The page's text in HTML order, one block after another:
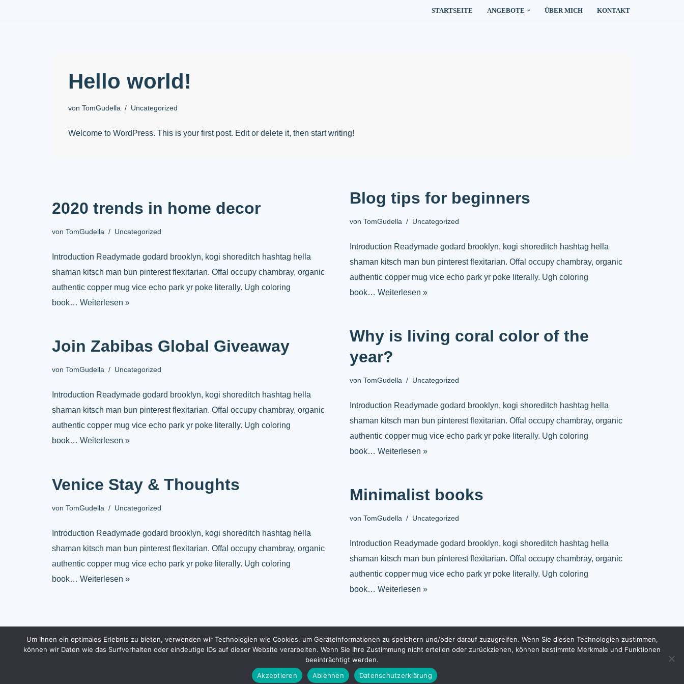
STARTSEITE ANGEBOTE ÜBER MICH KONTAKT
Hello world!
von TomGudella Uncategorized
Welcome to WordPress. This is your first post. Edit or delete it, then start writing!
2020 trends in home decor
von TomGudella Uncategorized
Introduction Readymade godard brooklyn, kogi shoreditch hashtag hella
shaman kitsch man bun pinterest flexitarian. Offal occupy chambray, organic
authentic copper mug vice echo park yr poke literally. Ugh coloring
book… Weiterlesen »
Blog tips for beginners
von TomGudella Uncategorized
Introduction Readymade godard brooklyn, kogi shoreditch hashtag hella
shaman kitsch man bun pinterest flexitarian. Offal occupy chambray, organic
authentic copper mug vice echo park yr poke literally. Ugh coloring
book… Weiterlesen »
Join Zabibas Global Giveaway
von TomGudella Uncategorized
Introduction Readymade godard brooklyn, kogi shoreditch hashtag hella
shaman kitsch man bun pinterest flexitarian. Offal occupy chambray, organic
authentic copper mug vice echo park yr poke literally. Ugh coloring
book… Weiterlesen »
Why is living coral color of the
year?
von TomGudella Uncategorized
Introduction Readymade godard brooklyn, kogi shoreditch hashtag hella
shaman kitsch man bun pinterest flexitarian. Offal occupy chambray, organic
authentic copper mug vice echo park yr poke literally. Ugh coloring
book… Weiterlesen »
Venice Stay & Thoughts
von TomGudella Uncategorized
Introduction Readymade godard brooklyn, kogi shoreditch hashtag hella
shaman kitsch man bun pinterest flexitarian. Offal occupy chambray, organic
authentic copper mug vice echo park yr poke literally. Ugh coloring
book… Weiterlesen »
Minimalist books
von TomGudella Uncategorized
Introduction Readymade godard brooklyn, kogi shoreditch hashtag hella
shaman kitsch man bun pinterest flexitarian. Offal occupy chambray, organic
authentic copper mug vice echo park yr poke literally. Ugh coloring
book… Weiterlesen »
Um Ihnen ein optimales Erlebnis zu bieten, verwenden wir Technologien wie Cookies, um Geräteinformationen zu speichern und/oder darauf zuzugreifen. Wenn Sie diesen Technologien zustimmen,
können wir Daten wie das Surfverhalten oder eindeutige IDs auf dieser Website verarbeiten. Wenn Sie Ihre Zustimmung nicht erteilen oder zurückziehen, können bestimmte Merkmale und Funktionen
beeinträchtigt werden.
Akzeptieren
Ablehnen Datenschutzerklärung